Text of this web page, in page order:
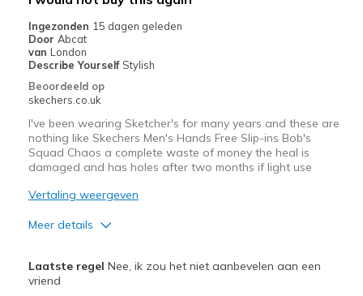
Ingezonden 15 dagen geleden
Door Abcat
van London
Describe Yourself Stylish
Beoordeeld op
skechers.co.uk
I've been wearing Sketcher's for many years and these are
nothing like Skechers Men's Hands Free Slip-ins Bob's
Squad Chaos a complete waste of money the heal is
damaged and has holes after two months if light use
Vertaling weergeven
Meer details
Poor Quality
Laatste regel Nee, ik zou het niet aanbevelen aan een
vriend